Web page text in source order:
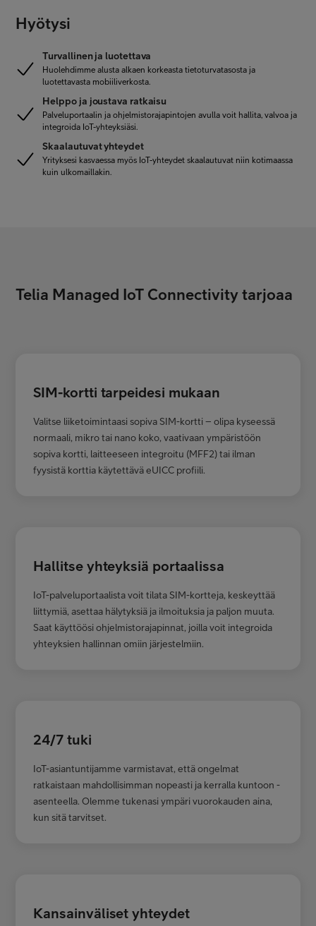
Hyötysi
Turvallinen ja luotettava
Huolehdimme alusta alkaen korkeasta tietoturvatasosta ja
luotettavasta mobiiliverkosta.
Helppo ja joustava ratkaisu
Palveluportaalin ja ohjelmistorajapintojen avulla voit hallita, valvoa ja
integroida IoT-yhteyksiäsi.
Skaalautuvat yhteydet
Yrityksesi kasvaessa myös IoT-yhteydet skaalautuvat niin kotimaassa
kuin ulkomaillakin.
Telia Managed IoT Connectivity tarjoaa
SIM-kortti tarpeidesi mukaan
Valitse liiketoimintaasi sopiva SIM-kortti – olipa kyseessä
normaali, mikro tai nano koko, vaativaan ympäristöön
sopiva kortti, laitteeseen integroitu (MFF2) tai ilman
fyysistä korttia käytettävä eUICC profiili.
Hallitse yhteyksiä portaalissa
IoT-palveluportaalista voit tilata SIM-kortteja, keskeyttää
liittymiä, asettaa hälytyksiä ja ilmoituksia ja paljon muuta.
Saat käyttöösi ohjelmistorajapinnat, joilla voit integroida
yhteyksien hallinnan omiin järjestelmiin.
24/7 tuki
IoT-asiantuntijamme varmistavat, että ongelmat
ratkaistaan mahdollisimman nopeasti ja kerralla kuntoon -
asenteella. Olemme tukenasi ympäri vuorokauden aina,
kun sitä tarvitset.
Kansainväliset yhteydet